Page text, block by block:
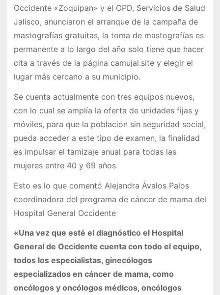
Occidente «Zoquipan» y el OPD, Servicios de Salud
Jalisco, anunciaron el arranque de la campaña de
mastografías gratuitas, la toma de mastografías es
permanente a lo largo del año solo tiene que hacer
cita a través de la página camujal.site y elegir el
lugar más cercano a su municipio.
Se cuenta actualmente con tres equipos nuevos,
con lo cual se amplía la oferta de unidades fijas y
móviles, para que la población sin seguridad social,
pueda acceder a este tipo de examen, la finalidad
es impulsar el tamizaje anual para todas las
mujeres entre 40 y 69 años.
Esto es lo que comentó Alejandra Ávalos Palos
coordinadora del programa de cáncer de mama del
Hospital General Occidente
«Una vez que esté el diagnóstico el Hospital
General de Occidente cuenta con todo el equipo,
todos los especialistas, ginecólogos
especializados en cáncer de mama, como
oncólogos y oncólogos médicos, oncólogos